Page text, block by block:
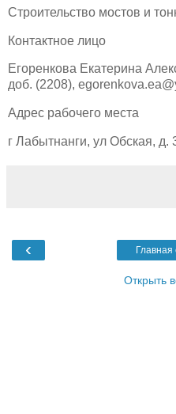
Строительство мостов и
Контактное лицо
Егоренкова Екатерина
доб. (2208),
Адрес рабочего места
г Лабытнанги, ул Обская, д.
‹
Открыть